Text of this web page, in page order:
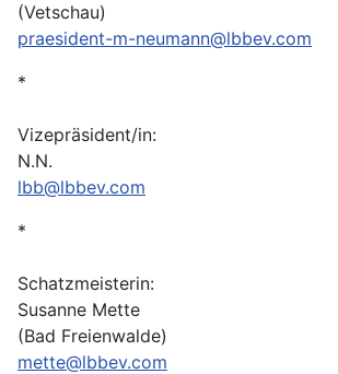
(Vetschau)
praesident-m-neumann@lbbev.com
*
Vizepräsident/in:
N.N.
lbb@lbbev.com
*
Schatzmeisterin:
Susanne Mette
(Bad Freienwalde)
mette@lbbev.com